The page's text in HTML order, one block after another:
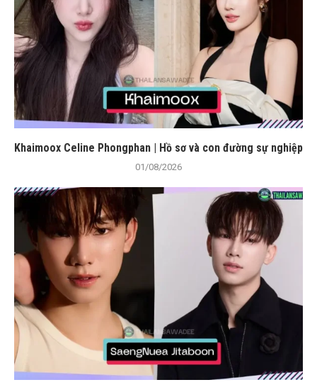
Khaimoox Celine Phongphan | Hồ sơ và con đường sự nghiệp
01/08/2026